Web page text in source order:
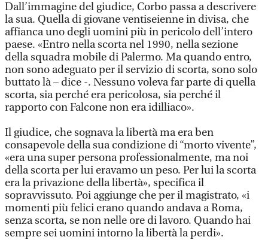
Dall’immagine del giudice, Corbo passa a descrivere
la sua. Quella di giovane ventiseienne in divisa, che
affianca uno degli uomini più in pericolo dell’intero
paese. «Entro nella scorta nel 1990, nella sezione
della squadra mobile di Palermo. Ma quando entro,
non sono adeguato per il servizio di scorta, sono solo
buttato là – dice -. Nessuno voleva far parte di quella
scorta, sia perché era pericolosa, sia perché il
rapporto con Falcone non era idilliaco».
Il giudice, che sognava la libertà ma era ben
consapevole della sua condizione di “morto vivente”,
«era una super persona professionalmente, ma noi
della scorta per lui eravamo un peso. Per lui la scorta
era la privazione della libertà», specifica il
sopravvissuto. Poi aggiunge che per il magistrato, «i
momenti più felici erano quando andava a Roma,
senza scorta, se non nelle ore di lavoro. Quando hai
sempre sei uomini intorno la libertà la perdi».